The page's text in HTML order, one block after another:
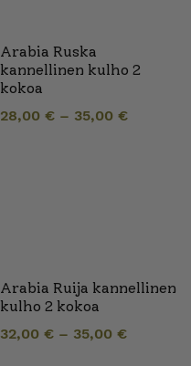
Arabia Ruska
kannellinen kulho 2
kokoa
28,00 € – 35,00 €
Arabia Ruija kannellinen
kulho 2 kokoa
32,00 € – 35,00 €